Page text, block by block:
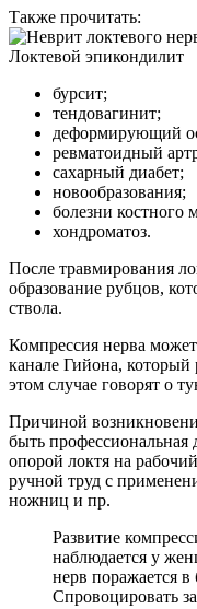
Также прочитать:
Локтевой эпикондилит
бурсит;
тендовагинит;
деформирующий
ревматоидный
сахарный диабет;
новообразования;
болезни костного
хондроматоз.
После травмирования
образование рубцов,
ствола.
Компрессия нерва
канале Гийона, который
этом случае говорят о
Причиной
быть профессиональная
опорой локтя на
ручной труд с
ножниц и пр.
Развитие
наблюдается у
нерв поражается в
Спровоцировать